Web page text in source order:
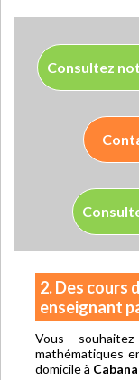
Consultez
2. Des cours
enseignant
Vous
mathématiques
domicile à